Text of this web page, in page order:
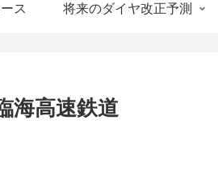
ス 将来のダイヤ改正予測
海高速鉄道